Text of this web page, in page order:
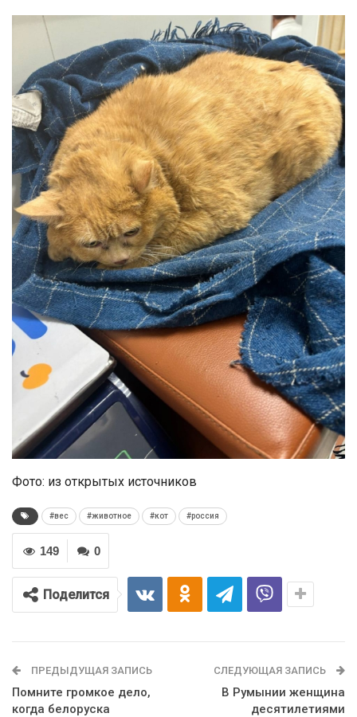
Фото: из открытых источников
#вес #животное #кот #россия
0
149
Поделится
ПРЕДЫДУЩАЯ ЗАПИСЬ
Помните громкое дело,
когда белоруска
СЛЕДУЮЩАЯ ЗАПИСЬ
В Румынии женщина
десятилетиями